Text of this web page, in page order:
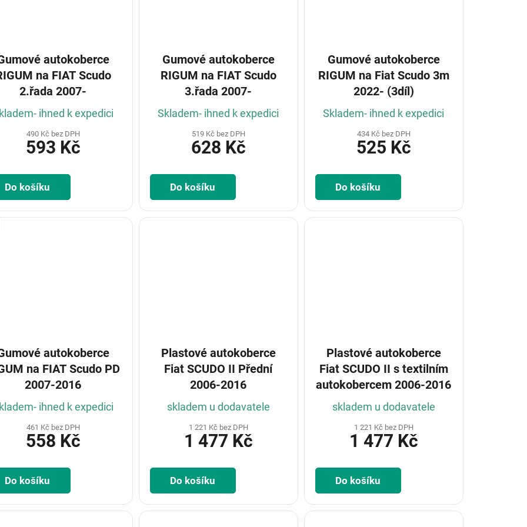
autokoberce
na FIAT Scudo
2.řada 2007-
ihned k expedici
490 Kč bez DPH
593 Kč
Do košíku
Gumové autokoberce
RIGUM na FIAT Scudo
3.řada 2007-
Skladem- ihned k expedici
519 Kč bez DPH
628 Kč
Do košíku
Gumové autokoberce
RIGUM na Fiat Scudo 3m
2022- (3díl)
Skladem- ihned k expedici
434 Kč bez DPH
525 Kč
Do košíku
autokoberce
Scudo PD
2007-2016
ihned k expedici
461 Kč bez DPH
558 Kč
Do košíku
Plastové autokoberce
Fiat SCUDO II Přední
2006-2016
skladem u dodavatele
1 221 Kč bez DPH
1 477 Kč
Do košíku
Plastové autokoberce
Fiat SCUDO II s textilním
autokobercem 2006-2016
skladem u dodavatele
1 221 Kč bez DPH
1 477 Kč
Do košíku